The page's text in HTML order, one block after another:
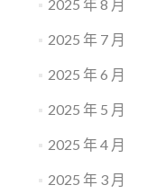
2025 年 8 月
2025 年 7 月
2025 年 6 月
2025 年 5 月
2025 年 4 月
2025 年 3 月